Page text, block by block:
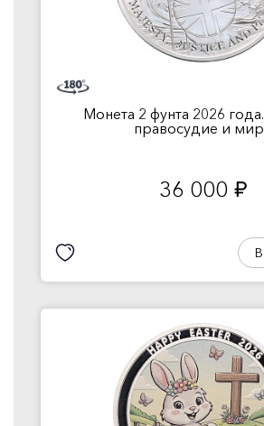
Монета 2 фунта 2026
правосудие и
36 000 руб.